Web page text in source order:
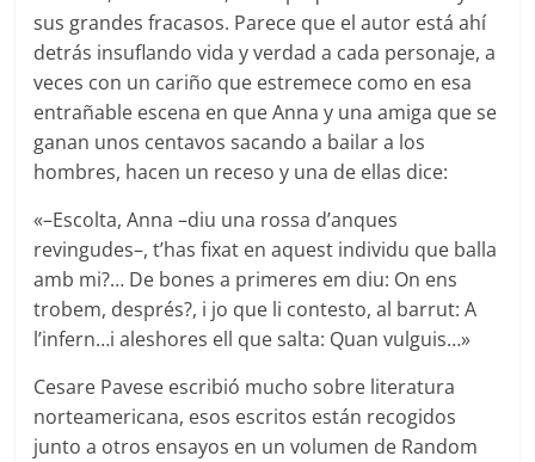
sus grandes fracasos. Parece que el autor está ahí
detrás insuflando vida y verdad a cada personaje, a
veces con un cariño que estremece como en esa
entrañable escena en que Anna y una amiga que se
ganan unos centavos sacando a bailar a los
hombres, hacen un receso y una de ellas dice:
«–Escolta, Anna –diu una rossa d’anques
revingudes–, t’has fixat en aquest individu que balla
amb mi?… De bones a primeres em diu: On ens
trobem, després?, i jo que li contesto, al barrut: A
l’infern…i aleshores ell que salta: Quan vulguis…»
Cesare Pavese escribió mucho sobre literatura
norteamericana, esos escritos están recogidos
junto a otros ensayos en un volumen de Random